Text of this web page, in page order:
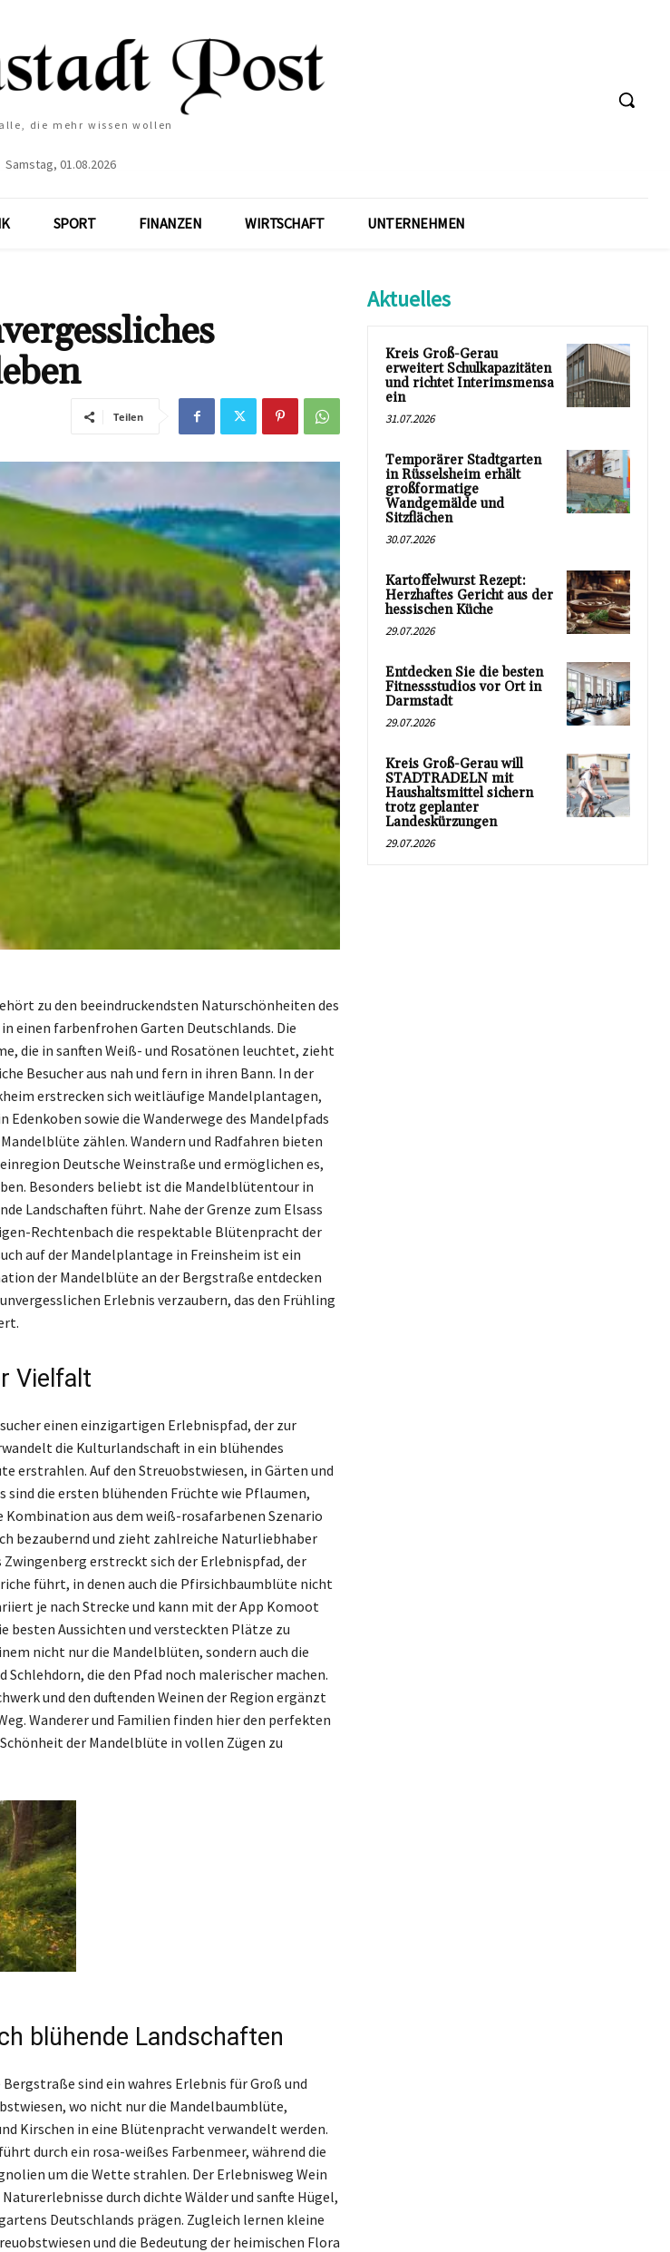
die mehr wissen wollen
Samstag, 01.08.2026
SPORT FINANZEN WIRTSCHAFT UNTERNEHMEN
Teilen
zu den beeindruckendsten Naturschönheiten des
einen farbenfrohen Garten Deutschlands. Die
die in sanften Weiß- und Rosatönen leuchtet, zieht
Besucher aus nah und fern in ihren Bann. In der
erstrecken sich weitläufige Mandelplantagen,
sowie die Wanderwege des Mandelpfads
zählen. Wandern und Radfahren bieten
Deutsche Weinstraße und ermöglichen es,
Besonders beliebt ist die Mandelblütentour in
Landschaften führt. Nahe der Grenze zum Elsass
Rechtenbach die respektable Blütenpracht der
auf der Mandelplantage in Freinsheim ist ein
der Mandelblüte an der Bergstraße entdecken
Erlebnis verzaubern, das den Frühling
Vielfalt
einen einzigartigen Erlebnispfad, der zur
die Kulturlandschaft in ein blühendes
erstrahlen. Auf den Streuobstwiesen, in Gärten und
die ersten blühenden Früchte wie Pflaumen,
Kombination aus dem weiß-rosafarbenen Szenario
bezaubernd und zieht zahlreiche Naturliebhaber
erstreckt sich der Erlebnispfad, der
führt, in denen auch die Pfirsichbaumblüte nicht
je nach Strecke und kann mit der App Komoot
besten Aussichten und versteckten Plätze zu
nicht nur die Mandelblüten, sondern auch die
die den Pfad noch malerischer machen.
und den duftenden Weinen der Region ergänzt
Wanderer und Familien finden hier den perfekten
der Mandelblüte in vollen Zügen zu
blühende Landschaften
sind ein wahres Erlebnis für Groß und
wo nicht nur die Mandelbaumblüte,
Kirschen in eine Blütenpracht verwandelt werden.
durch ein rosa-weißes Farbenmeer, während die
um die Wette strahlen. Der Erlebnisweg Wein
durch dichte Wälder und sanfte Hügel,
Deutschlands prägen. Zugleich lernen kleine
und die Bedeutung der heimischen Flora
Aktuelles
Kreis Groß-Gerau
erweitert Schulkapazitäten
und richtet Interimsmensa
ein
31.07.2026
Temporärer Stadtgarten
in Rüsselsheim erhält
großformatige
Wandgemälde und
Sitzflächen
30.07.2026
Kartoffelwurst Rezept:
Herzhaftes Gericht aus der
hessischen Küche
29.07.2026
Entdecken Sie die besten
Fitnessstudios vor Ort in
Darmstadt
29.07.2026
Kreis Groß-Gerau will
STADTRADELN mit
Haushaltsmittel sichern
trotz geplanter
Landeskürzungen
29.07.2026